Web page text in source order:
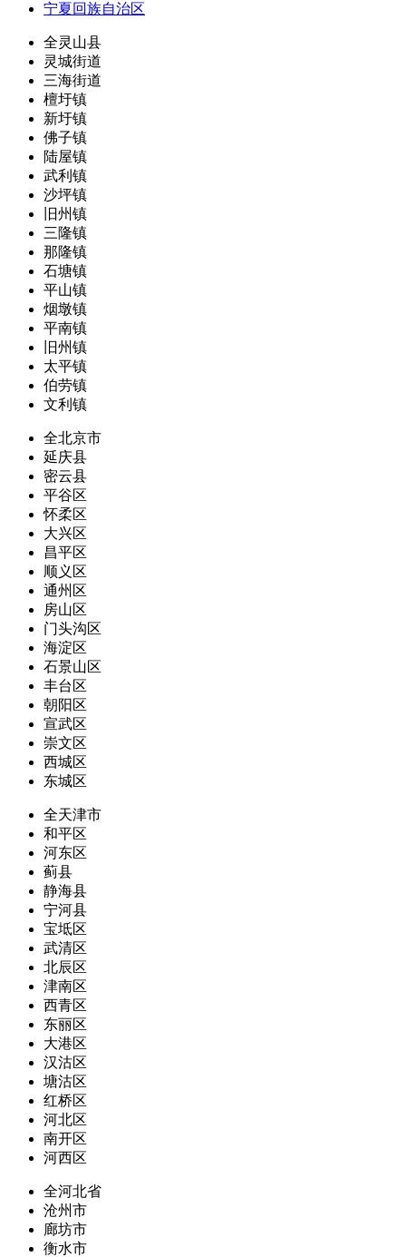
宁夏回族自治区
全灵山县
灵城街道
三海街道
檀圩镇
新圩镇
佛子镇
陆屋镇
武利镇
沙坪镇
旧州镇
三隆镇
那隆镇
石塘镇
平山镇
烟墩镇
平南镇
旧州镇
太平镇
伯劳镇
文利镇
全北京市
延庆县
密云县
平谷区
怀柔区
大兴区
昌平区
顺义区
通州区
房山区
门头沟区
海淀区
石景山区
丰台区
朝阳区
宣武区
崇文区
西城区
东城区
全天津市
和平区
河东区
蓟县
静海县
宁河县
宝坻区
武清区
北辰区
津南区
西青区
东丽区
大港区
汉沽区
塘沽区
红桥区
河北区
南开区
河西区
全河北省
沧州市
廊坊市
衡水市